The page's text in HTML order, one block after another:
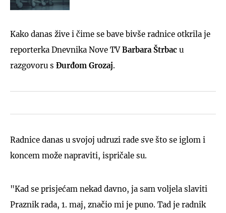
Kako danas žive i čime se bave bivše radnice otkrila je
reporterka Dnevnika Nove TVBarbara Štrbac u
razgovoru s Đurđom Grozaj.
Radnice danas u svojoj udruzi rade sve što se iglom i
koncem može napraviti, ispričale su.
"Kad se prisjećam nekad davno, ja sam voljela slaviti
Praznik rada, 1. maj, značio mi je puno. Tad je radnik